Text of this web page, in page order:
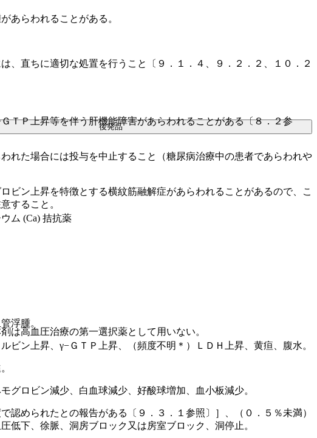
あらわれることがある。
直ちに適切な処置を行うこと〔９．１．４、９．２．２、１０．２
ＴＰ上昇等を伴う肝機能障害があらわれることがある〔８．２参
た場合には投与を中止すること（糖尿病治療中の患者であらわれや
ン上昇を特徴とする横紋筋融解症があらわれることがあるので、こ
すること。
浮腫。
ン上昇、γ−ＧＴＰ上昇、（頻度不明＊）ＬＤＨ上昇、黄疸、腹水。
ロビン減少、白血球減少、好酸球増加、血小板減少。
められたとの報告がある〔９．３．１参照〕］、（０．５％未満）
下、徐脈、洞房ブロック又は房室ブロック、洞停止。
後発品
ム (Ca) 拮抗薬
は高血圧治療の第一選択薬として用いない。